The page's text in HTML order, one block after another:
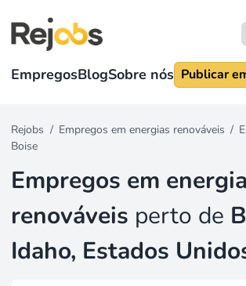
EmpregosBlogSobre nós Publicar
Rejobs / Empregos em energias renováveis /
Boise
Empregos em
renováveis perto de
Idaho, Estados